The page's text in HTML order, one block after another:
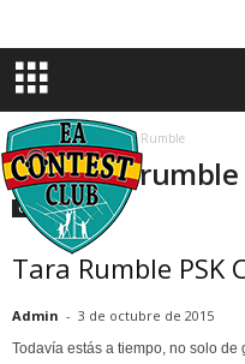
Inicio Etiquetas Rumble
Etiqueta: rumble
Concursos
Tara Rumble PSK
Admin - 3 de octubre de 2015
Todavía estás a tiempo, no solo